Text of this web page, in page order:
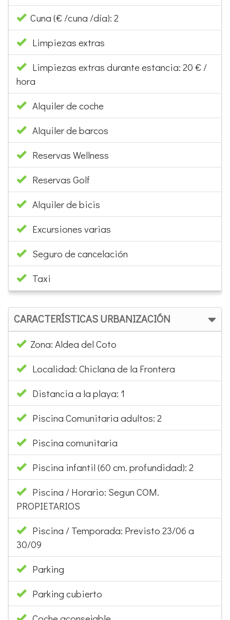
Limpiezas extras
Limpiezas extras durante estancia: 20 € /
hora
Alquiler de coche
Alquiler de barcos
Reservas Wellness
Reservas Golf
Alquiler de bicis
Excursiones varias
Seguro de cancelación
Taxi
CARACTERÍSTICAS URBANIZACIÓN
Zona: Aldea del Coto
Localidad: Chiclana de la Frontera
Distancia a la playa: 1
Piscina Comunitaria adultos: 2
Piscina comunitaria
Piscina infantil (60 cm. profundidad): 2
Piscina / Horario: Segun COM.
PROPIETARIOS
Piscina / Temporada: Previsto 23/06 a
30/09
Parking
Parking cubierto
Coche aconsejable